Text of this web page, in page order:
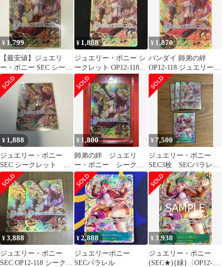
¥ 1,799
【最安値】ジュエリ
ー・ボニー SEC シーク
レット OP12-118
¥ 1,888
ジュエリー・ボニー シ
ークレット OP12-118
SEC
¥ 1,870
バンダイ 師弟の絆
OP12-118 ジュエリー・
ボニー SEC
¥ 1,888
ジュエリー・ボニー
SEC シークレット
OP12-118
¥ 1,800
師弟の絆 ジュエリ
ー・ボニー シークレ
ット
¥ 7,500
ジュエリー・ボニー
SEC3枚 SECパラレル
1枚
¥3,888
ジュエリー・ボニー
SEC OP12-118 シークレ
¥2,888
ジュエリーボニー
SECパラレル
¥3,938
ジュエリー・ボニー
(SEC★){緑}〈OP12-